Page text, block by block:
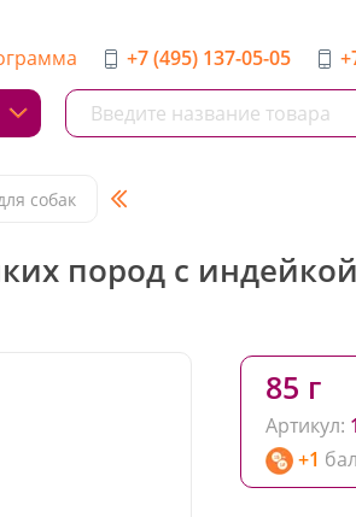
+7 (495) 137-05-05
собак
пород с
85 г
Артикул:
+1